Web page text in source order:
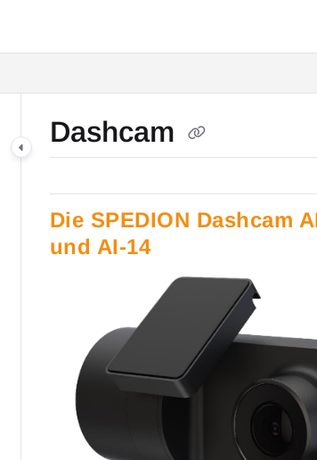
further.
Dashcam
Die SPEDION Dashcam
und AI-14